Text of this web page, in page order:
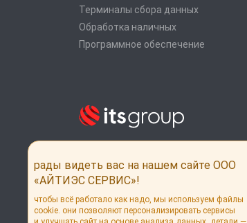
рынка
Дистрибуция POS оборудования
Россия, г. Москва, ул. Выборгская, 16,
Терминалы сбора данных
Обработка наличных
Программное обеспечение
рады видеть вас на нашем сайте ООО
«АЙТИЭС СЕРВИС»!
чтобы всё работало как надо, мы используем файлы
cookie. они позволяют персонализировать сервисы